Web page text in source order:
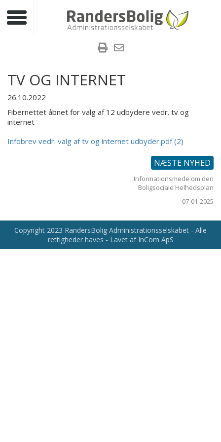
Toggle navigation
TV OG INTERNET
26.10.2022
Fibernettet åbnet for valg af 12 udbydere vedr. tv og
internet
Infobrev vedr. valg af tv og internet udbyder.pdf (2)
NÆSTE NYHED
Informationsmøde om den
Boligsociale Helhedsplan
07-01-2025
Copyright 2023 RandersBolig Administrationsselskabet - Alle
rettigheder haves - Lavet af InCom ApS